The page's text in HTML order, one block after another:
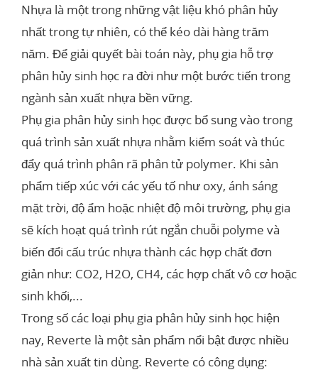
Nhựa là một trong những vật liệu khó phân hủy
nhất trong tự nhiên, có thể kéo dài hàng trăm
năm. Để giải quyết bài toán này, phụ gia hỗ trợ
phân hủy sinh học ra đời như một bước tiến trong
ngành sản xuất nhựa bền vững.
Phụ gia phân hủy sinh học được bổ sung vào trong
quá trình sản xuất nhựa nhằm kiểm soát và thúc
đẩy quá trình phân rã phân tử polymer. Khi sản
phẩm tiếp xúc với các yếu tố như oxy, ánh sáng
mặt trời, độ ẩm hoặc nhiệt độ môi trường, phụ gia
sẽ kích hoạt quá trình rút ngắn chuỗi polyme và
biến đổi cấu trúc nhựa thành các hợp chất đơn
giản như: CO2, H2O, CH4, các hợp chất vô cơ hoặc
sinh khối,...
Trong số các loại phụ gia phân hủy sinh học hiện
nay, Reverte là một sản phẩm nổi bật được nhiều
nhà sản xuất tin dùng. Reverte có công dụng: